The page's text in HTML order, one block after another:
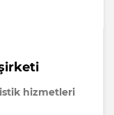
hizmetleri